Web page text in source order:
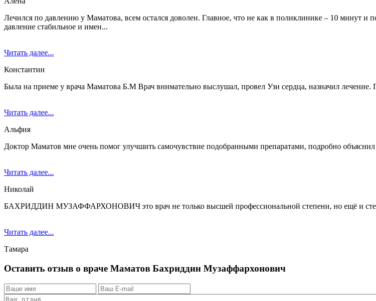
Лечился по давлению у Маматова, всем остался доволен. Главное, что не как в поликлинике – 10 минут
давление стабильное и имен...
Читать далее...
Константин
Была на приеме у врача Маматова Б.М Врач внимательно выслушал, провел Узи сердца, назначил лечение.
Читать далее...
Альфия
Доктор Маматов мне очень помог улучшить самочувствие подобранными препаратами, подробно
Читать далее...
Николай
БАХРИДДИН МУЗАФФАРХОНОВИЧ это врач не только высшей профессиональной степени, но ещё и
Читать далее...
Тамара
Оставить отзыв о враче Маматов Бахриддин Музаффархонович